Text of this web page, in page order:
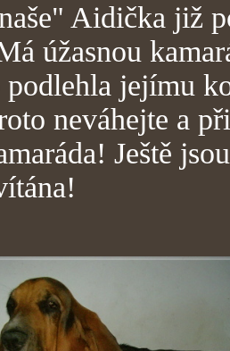
Aidička již
úžasnou
podlehla jejímu
neváhejte a
Ještě